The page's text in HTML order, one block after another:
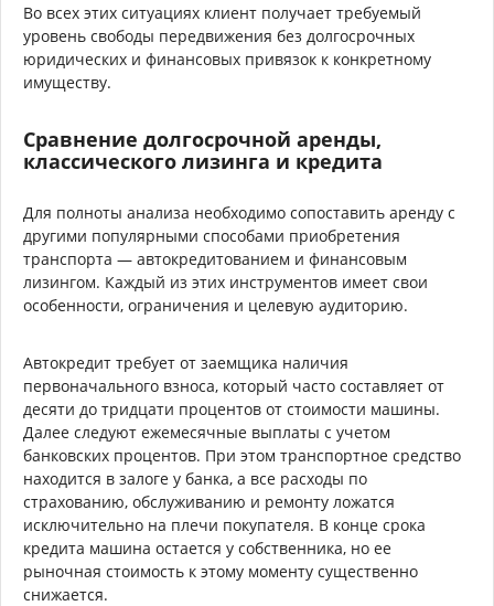
Во всех этих ситуациях клиент получает требуемый
уровень свободы передвижения без долгосрочных
юридических и финансовых привязок к конкретному
имуществу.
Сравнение долгосрочной аренды,
классического лизинга и кредита
Для полноты анализа необходимо сопоставить аренду с
другими популярными способами приобретения
транспорта — автокредитованием и финансовым
лизингом. Каждый из этих инструментов имеет свои
особенности, ограничения и целевую аудиторию.
Автокредит требует от заемщика наличия
первоначального взноса, который часто составляет от
десяти до тридцати процентов от стоимости машины.
Далее следуют ежемесячные выплаты с учетом
банковских процентов. При этом транспортное средство
находится в залоге у банка, а все расходы по
страхованию, обслуживанию и ремонту ложатся
исключительно на плечи покупателя. В конце срока
кредита машина остается у собственника, но ее
рыночная стоимость к этому моменту существенно
снижается.